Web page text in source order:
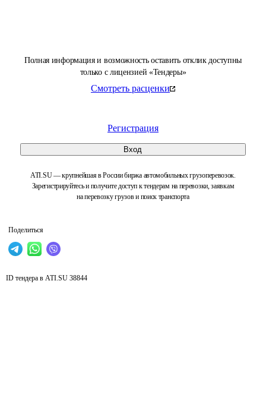
Полная информация и возможность оставить отклик доступны
только с лицензией «Тендеры»
Смотреть расценки
Регистрация
Вход
ATI.SU — крупнейшая в России биржа автомобильных грузоперевозок.
Зарегистрируйтесь и получите доступ к тендерам на перевозки, заявкам
на перевозку грузов и поиск транспорта
Поделиться
ID тендера в ATI.SU 38844